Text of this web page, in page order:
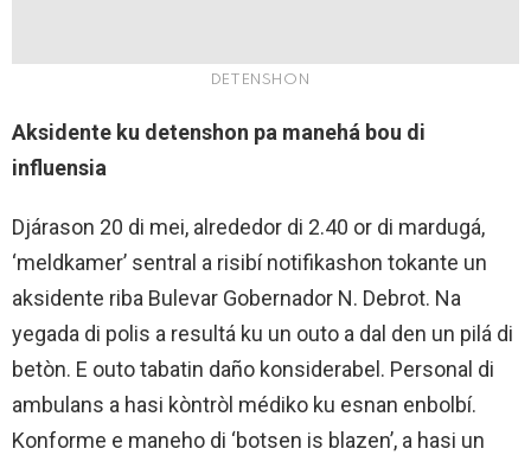
DETENSHON
Aksidente ku detenshon pa manehá bou di
influensia
Djárason 20 di mei, alrededor di 2.40 or di mardugá,
‘meldkamer’ sentral a risibí notifikashon tokante un
aksidente riba Bulevar Gobernador N. Debrot. Na
yegada di polis a resultá ku un outo a dal den un pilá di
betòn. E outo tabatin daño konsiderabel. Personal di
ambulans a hasi kòntròl médiko ku esnan enbolbí.
Konforme e maneho di ‘botsen is blazen’, a hasi un